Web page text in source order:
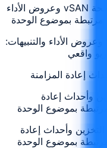
التسليمات والاعتمادات حول فحوصات صحة vSAN وعروض الأداء
مرتبطة بموضوع الوحدة
نقاط التصعيد في فحوصات صحة vSAN وعروض الأداء والتنبيهات:
واقعي
وأحداث إعادة
بموضوع الوحدة
وأحداث إعادة
بموضوع الوحدة